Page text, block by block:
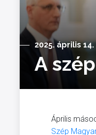
2025. április 14.
A
Április
Szép